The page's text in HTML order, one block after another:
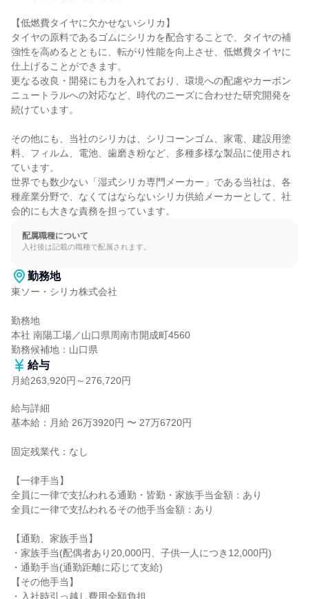
【低燃費タイヤに欠かせないシリカ】
タイヤの原料であるゴムにシリカを配合することで、タイヤの補
強性を高めるとともに、転がり性能を向上させ、低燃費タイヤに
仕上げることができます。
更なる改良・開発にも力を入れており、環境への配慮やカーボン
ニュートラルへの対応など、時代のニーズに合わせた研究開発を
続けています。
その他にも、当社のシリカは、シリコーンゴム、家電、建設用塗
料、フィルム、電池、歯磨き粉など、多種多様な製品に使用され
ています。
世界でも数少ない「湿式シリカ専門メーカー」である当社は、各
種産業分野で、なくてはならないシリカ供給メーカーとして、社
会的にも大きな責務を担っています。
配属職種について
入社後は記載の職種で配属されます。
勤務地
東ソー・シリカ株式会社
勤務地
本社 南陽工場／山口県周南市開成町4560
勤務候補地：山口県
給与
月給263,920円～276,720円
給与詳細
基本給：月給 26万3920円 〜 27万6720円
固定残業代：なし
【一律手当】
全員に一律で支払われる通勤・皆勤・家族手当金額：あり
全員に一律で支払われるその他手当金額：あり
【通勤、家族手当】
・家族手当(配偶者あり20,000円、子供一人につき12,000円)
・通勤手当(通勤距離に応じて支給)
【その他手当】
・入社時引っ越し費用全額負担